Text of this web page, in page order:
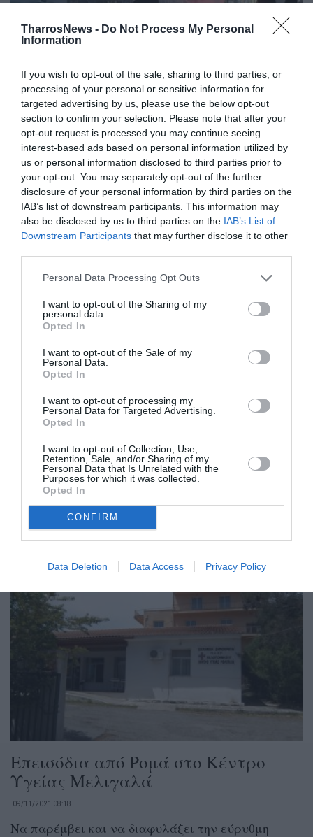
TharrosNews - Do Not Process My Personal
Information
If you wish to opt-out of the sale, sharing to third parties, or
processing of your personal or sensitive information for
targeted advertising by us, please use the below opt-out
section to confirm your selection. Please note that after your
opt-out request is processed you may continue seeing
interest-based ads based on personal information utilized by
us or personal information disclosed to third parties prior to
your opt-out. You may separately opt-out of the further
disclosure of your personal information by third parties on the
IAB’s list of downstream participants. This information may
also be disclosed by us to third parties on the IAB’s List of
Downstream Participants that may further disclose it to other
Personal Data Processing Opt Outs
I want to opt-out of the Sharing of my
personal data.
Opted In
I want to opt-out of the Sale of my
Personal Data.
Opted In
I want to opt-out of processing my
Personal Data for Targeted Advertising.
Opted In
I want to opt-out of Collection, Use,
Retention, Sale, and/or Sharing of my
Personal Data that Is Unrelated with the
Purposes for which it was collected.
Opted In
CONFIRM
Data Deletion Data Access Privacy Policy
Πετροπόλεμος και συμπλοκές
μεταξύ φιλάθλων Καλαμάτας και
Προοδευτικής
Λίγο πριν συμπληρωθεί το πρώτο ημίχρονο του
αγώνα, ένταση και συμπλοκές σημειώθηκαν
μεταξύ των φιλάθλων της Καλαμάτας και...
ανακοινώνονται σήμερα
21/02/2022 07:55
Τα βασικά σημεία των επικείμενων νομοθετικών
ρυθμίσεων, καθώς και τις υπόλοιπες πρωτοβουλίες
για την αντιμετώπιση της οπαδικής βίας...
Επεισόδια από Ρομά στο Κέντρο
Υγείας Μελιγαλά
09/11/2021 08:18
Να παρέμβει και να διαφυλάξει την εύρυθμη